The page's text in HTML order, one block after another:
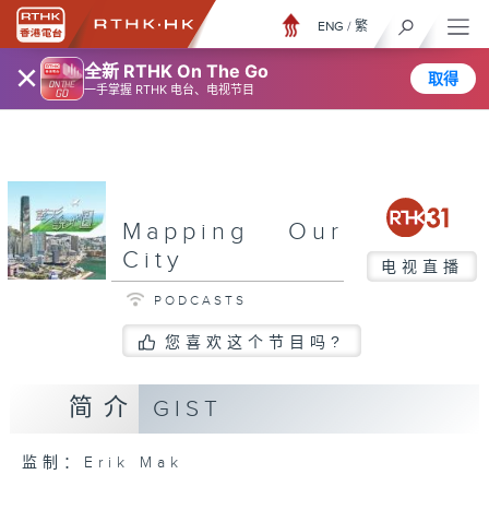
× 全新 RTHK On The Go
一手掌握 RTHK 电台、电视节目
取得
ENG / 繁
Mapping Our
City
电视直播
PODCASTS
您喜欢这个节目吗?
简介 GIST
监制：Erik Mak